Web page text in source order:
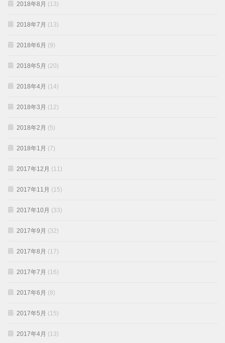
2018年8月 (13)
2018年7月 (13)
2018年6月 (9)
2018年5月 (20)
2018年4月 (14)
2018年3月 (12)
2018年2月 (5)
2018年1月 (7)
2017年12月 (11)
2017年11月 (15)
2017年10月 (33)
2017年9月 (32)
2017年8月 (17)
2017年7月 (16)
2017年6月 (8)
2017年5月 (15)
2017年4月 (13)